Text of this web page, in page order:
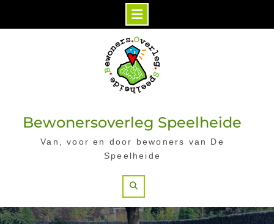
Bewonersoverleg Speelheide
Van, voor en door bewoners van De
Speelheide